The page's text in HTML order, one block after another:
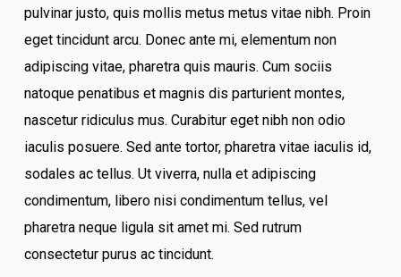
pulvinar justo, quis mollis metus metus vitae nibh. Proin
eget tincidunt arcu. Donec ante mi, elementum non
adipiscing vitae, pharetra quis mauris. Cum sociis
natoque penatibus et magnis dis parturient montes,
nascetur ridiculus mus. Curabitur eget nibh non odio
iaculis posuere. Sed ante tortor, pharetra vitae iaculis id,
sodales ac tellus. Ut viverra, nulla et adipiscing
condimentum, libero nisi condimentum tellus, vel
pharetra neque ligula sit amet mi. Sed rutrum
consectetur purus ac tincidunt.